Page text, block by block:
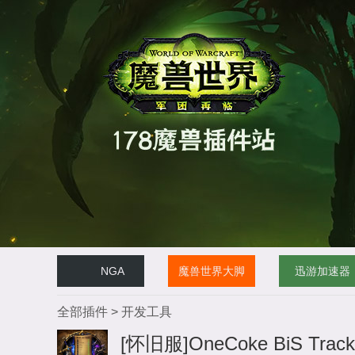
NGA 魔兽世界大脚 迅游加速器
全部插件 > 开发工具
[怀旧服]OneCoke BiS